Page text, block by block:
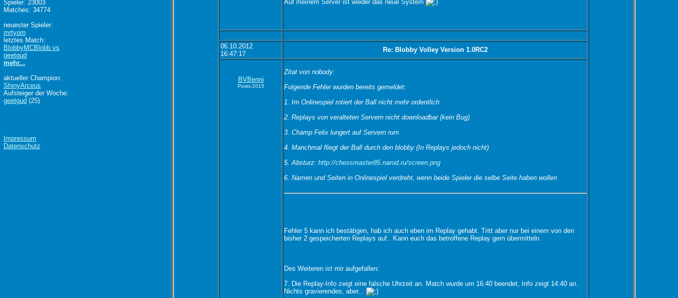
Auf meinem Server ist wieder das neue System
06.10.2012
16:47:17
Re: Blobby Volley Version 1.0RC2
BVBenni
Posts:2015
Zitat von nobody:
Folgende Fehler wurden bereits gemeldet:
1. Im Onlinespiel rotiert der Ball nicht mehr ordentlich
2. Replays von veralteten Servern nicht downloadbar (kein Bug)
3. Champ Felix lungert auf Servern rum
4. Manchmal fliegt der Ball durch den blobby (In Replays jedoch nicht)
5. Absturz:http://chessmaster85.narod.ru/screen.png
6. Namen und Seiten in Onlinespiel verdreht, wenn beide Spieler die selbe Seite haben wollen
Fehler 5 kann ich bestätigen, hab ich auch eben im Replay gehabt. Tritt aber nur bei einem von den
bisher 2 gespeicherten Replays auf.. Kann euch das betroffene Replay gern übermitteln.
Des Weiteren ist mir aufgefallen:
7. Die Replay-Info zeigt eine falsche Uhrzeit an. Match wurde um 16:40 beendet, Info zeigt 14:40 an.
Nichts gravierendes, aber...
Spieler: 23003
Matches: 34774
neuester Spieler:
mrtyom
letztes Match:
BlobbyMCBlobb vs
geetgud
mehr...
aktueller Champion:
ShinyArceus
Aufsteiger der Woche:
geetgud (25)
Impressum
Datenschutz